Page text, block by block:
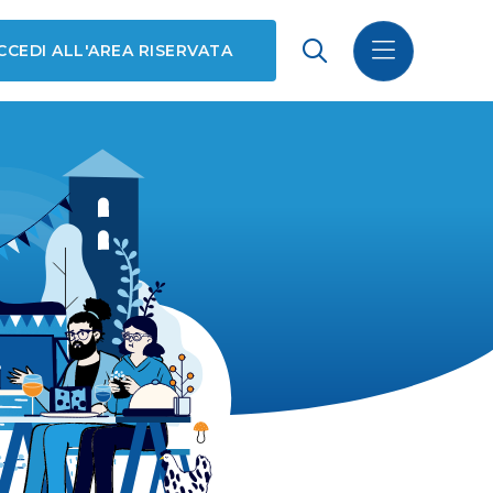
ALL'AREA RISERVATA